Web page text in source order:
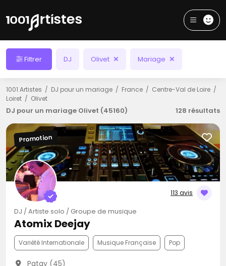
Filtrer DJ Olivet Mariage
1001 Artistes DJ pour un mariage France
Centre-Val de Loire
Loiret
Olivet
DJ pour un mariage Olivet (45160) 128 résultats
113 avis
Promotion
DJ / Artiste solo / Groupe de musique
Atomix Deejay
Variété Internationale Musique Française Pop
Patay (45)